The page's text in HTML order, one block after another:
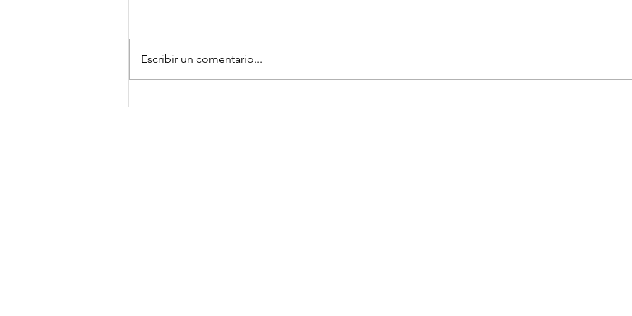
Escribir un comentario...